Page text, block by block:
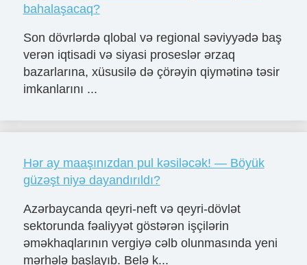
bahalaşacaq?
Son dövrlərdə qlobal və regional səviyyədə baş
verən iqtisadi və siyasi proseslər ərzaq
bazarlarına, xüsusilə də çörəyin qiymətinə təsir
imkanlarını ...
Hər ay maaşınızdan pul kəsiləcək! — Böyük
güzəşt niyə dayandırıldı?
Azərbaycanda qeyri-neft və qeyri-dövlət
sektorunda fəaliyyət göstərən işçilərin
əməkhaqlarının vergiyə cəlb olunmasında yeni
mərhələ başlayıb. Belə k...